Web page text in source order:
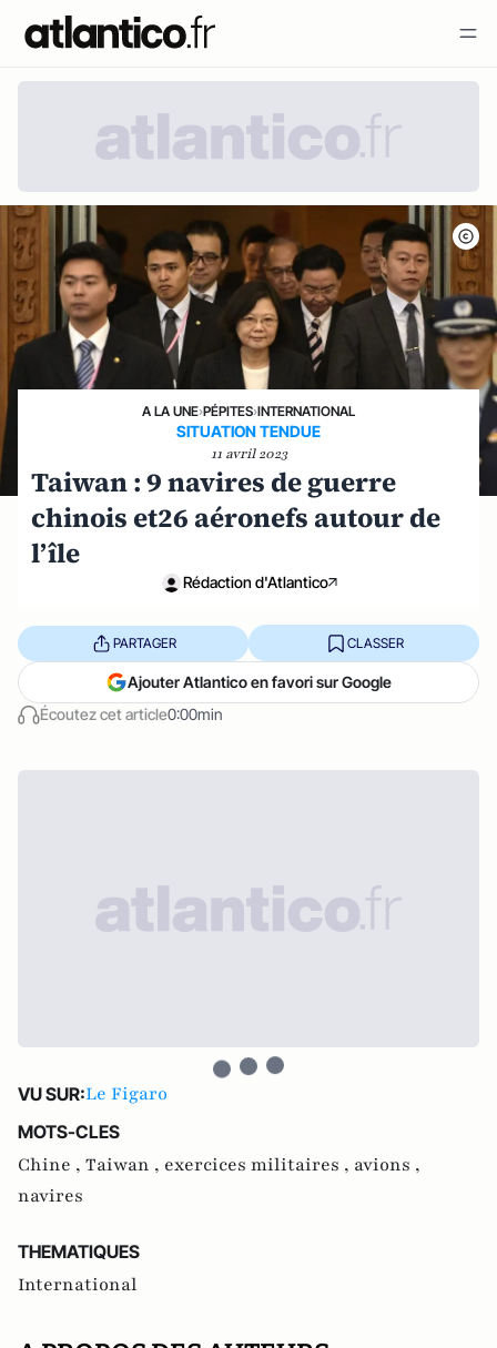
A LA UNE›PÉPITES›INTERNATIONAL
SITUATION TENDUE
11 avril 2023
Taiwan : 9 navires de guerre
chinois et26 aéronefs autour de
l’île
Rédaction d'Atlantico
Écoutez cet article0:00min
PARTAGER CLASSER
Ajouter Atlantico en favori sur Google
VU SUR:Le Figaro
MOTS-CLES
Chine , Taiwan , exercices militaires , avions ,
navires
THEMATIQUES
International